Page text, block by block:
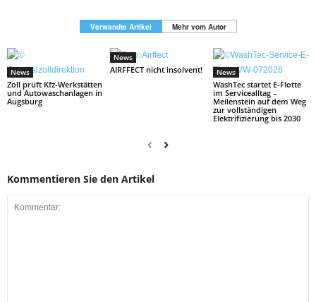
Verwandte Artikel Mehr vom Autor
News
Zoll prüft Kfz-Werkstätten
und Autowaschanlagen in
Augsburg
News
AIRFFECT nicht insolvent! News
WashTec startet E-Flotte
im Servicealltag –
Meilenstein auf dem Weg
zur vollständigen
Elektrifizierung bis 2030
Kommentieren Sie den Artikel